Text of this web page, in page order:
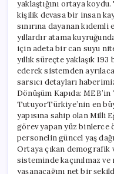
yaklaştığını ortaya
kişilik devasa bir insan
sınırına dayanan
yıllardır atama
için adeta bir can suyu
yıllık süreçte yaklaşık
ederek sistemden
sarsıcı detayları
Dönüşüm Kapıda:
TutuyorTürkiye’nin en
yapısına sahip olan Milli
görev yapan yüz binlerce
personelin güncel yaş
Ortaya çıkan demografik
sisteminde kaçınılmaz
yaşanacağını net bir